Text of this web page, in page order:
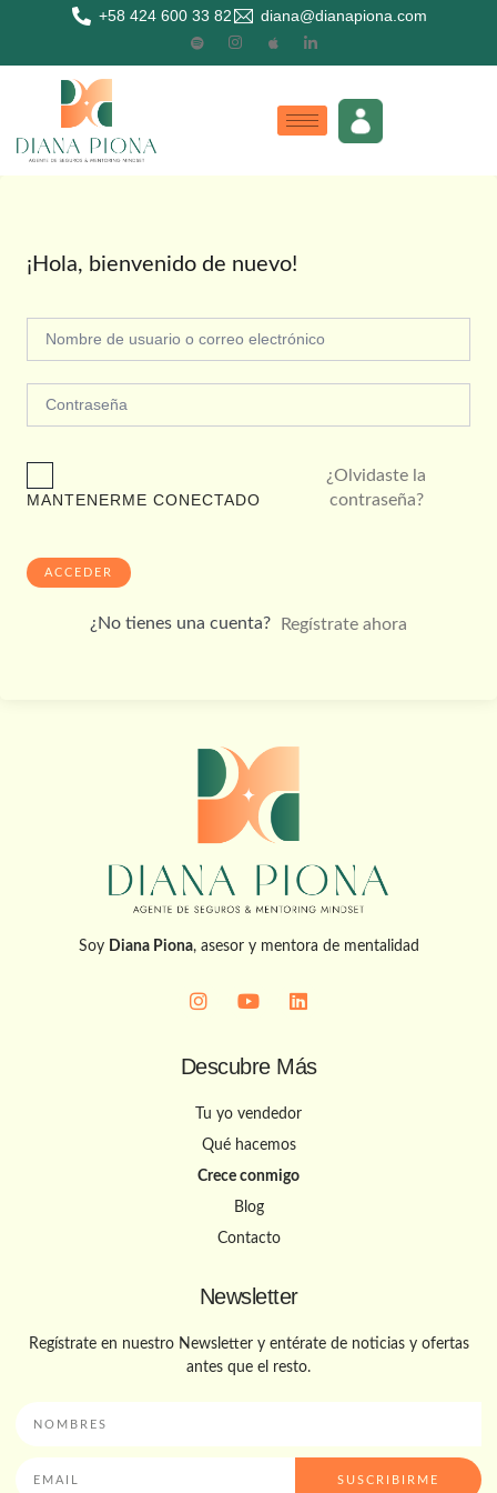
+58 424 600 33 82 diana@dianapiona.com
¡Hola, bienvenido de nuevo!
MANTENERME CONECTADO
¿Olvidaste la
contraseña?
ACCEDER
¿No tienes una cuenta? Regístrate ahora
Soy Diana Piona, asesor y mentora de mentalidad
Descubre Más
Tu yo vendedor
Qué hacemos
Crece conmigo
Blog
Contacto
Newsletter
Regístrate en nuestro Newsletter y entérate de noticias y ofertas
antes que el resto.
SUSCRIBIRME